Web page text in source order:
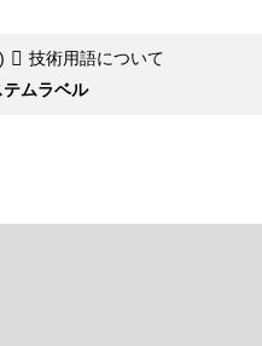
技術用語について
テムラベル